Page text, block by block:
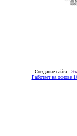
Создание сайта -
Работает на основе